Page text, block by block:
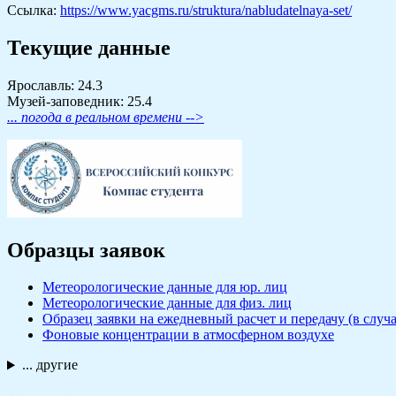
Ссылка: https://www.yacgms.ru/struktura/nabludatelnaya-set/
Текущие данные
Ярославль: 24.3
Музей-заповедник: 25.4
... погода в реальном времени -->
Образцы заявок
Метеорологические данные для юр. лиц
Метеорологические данные для физ. лиц
Образец заявки на ежедневный расчет и передачу (в
Фоновые концентрации в атмосферном воздухе
... другие